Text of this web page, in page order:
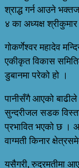
श्राद्ध गर्न आउने
४ का अध्यक्ष
गोकर्णेश्वर महादेव
एकीकृत विकास
डुबानमा परेको हो ।
पानीसँगै आएको
सुन्दरीजल सडक
प्रभावित भएको छ ।
वाग्मती किनार
यसैगरी, रुद्रमतीमा